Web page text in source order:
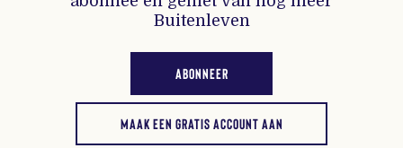
Buitenleven
ABONNEER
MAAK EEN GRATIS ACCOUNT AAN